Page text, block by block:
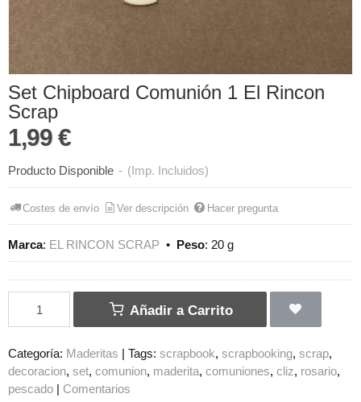
Set Chipboard Comunión 1 El Rincon
Scrap
1,99 €
Producto Disponible - (Imp. Incluidos)
Costes de envío Ver descripción Hacer pregunta
Marca: EL RINCON SCRAP • Peso: 20 g
Añadir a Carrito
Categoría: Maderitas Tags: scrapbook scrapbooking scrap
decoracion set comunion maderita comuniones cliz rosario
pescado
Comentarios